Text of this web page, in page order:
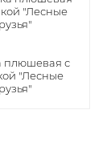
плюшевая с
"Лесные